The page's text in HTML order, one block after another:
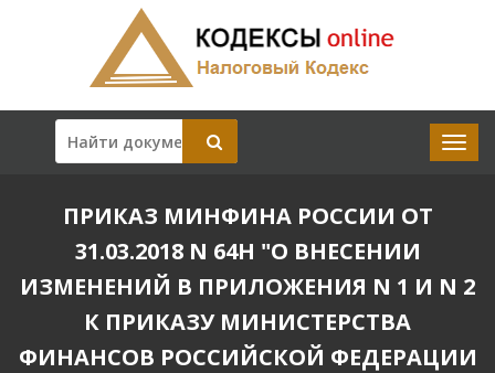
ПРИКАЗ МИНФИНА РОССИИ ОТ
31.03.2018 N 64Н "О ВНЕСЕНИИ
ИЗМЕНЕНИЙ В ПРИЛОЖЕНИЯ N 1 И N 2
К ПРИКАЗУ МИНИСТЕРСТВА
ФИНАНСОВ РОССИЙСКОЙ ФЕДЕРАЦИИ